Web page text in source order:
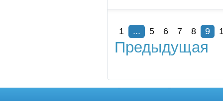
1 ... 5 6 7 8 9
Предыдущая